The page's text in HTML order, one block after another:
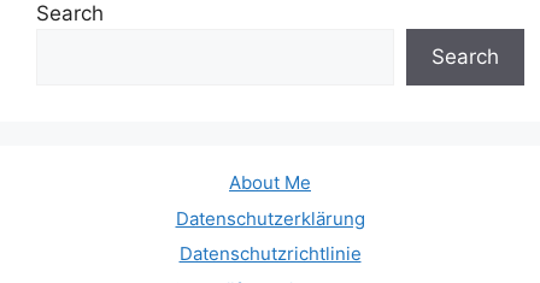
Search
Search
About Me
Datenschutzerklärung
Datenschutzrichtlinie